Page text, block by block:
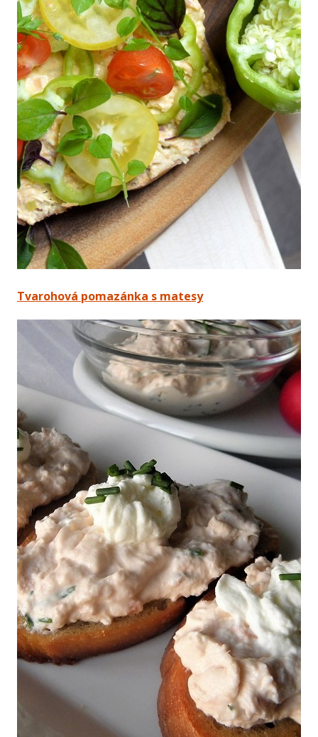
Tvarohová pomazánka s matesy